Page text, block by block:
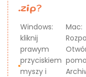
.zip?
Windows:
kliknij
prawym
przyciskiem
myszy i
Mac: